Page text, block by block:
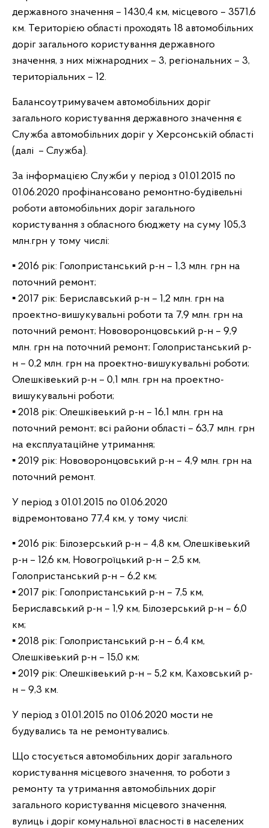
державного значення – 1430,4 км, місцевого – 3571,6
км. Територією області проходять 18 автомобільних
доріг загального користування державного
значення, з них міжнародних – 3, регіональних – 3,
територіальних – 12.
Балансоутримувачем автомобільних доріг
загального користування державного значення є
Служба автомобільних доріг у Херсонській області
(далі – Служба).
За інформацією Служби у період з 01.01.2015 по
01.06.2020 профінансовано ремонтно-будівельні
роботи автомобільних доріг загального
користування з обласного бюджету на суму 105,3
млн.грн у тому числі:
▪ 2016 рік: Голопристанський р-н – 1,3 млн. грн на
поточний ремонт;
▪ 2017 рік: Бериславський р-н – 1,2 млн. грн на
проектно-вишукувальні роботи та 7,9 млн. грн на
поточний ремонт; Нововоронцовський р-н – 9,9
млн. грн на поточний ремонт; Голопристанський р-
н – 0,2 млн. грн на проектно-вишукувальні роботи;
Олешківеький р-н – 0,1 млн. грн на проектно-
вишукувальні роботи;
▪ 2018 рік: Олешківеький р-н – 16,1 млн. грн на
поточний ремонт; всі райони області – 63,7 млн. грн
на експлуатаційне утримання;
▪ 2019 рік: Нововоронцовський р-н – 4,9 млн. грн на
поточний ремонт.
У період з 01.01.2015 по 01.06.2020
відремонтовано 77,4 км, у тому числі:
▪ 2016 рік: Білозерський р-н – 4,8 км, Олешківеький
р-н – 12,6 км, Новогроїцький р-н – 2,5 км,
Голопристанський р-н – 6,2 км;
▪ 2017 рік: Голопристанський р-н – 7,5 км,
Бериславський р-н – 1,9 км, Білозерський р-н – 6,0
км;
▪ 2018 рік: Голопристанський р-н – 6,4 км,
Олешківеький р-н – 15,0 км;
▪ 2019 рік: Олешківеький р-н – 5,2 км, Каховський р-
н – 9,3 км.
У період з 01.01.2015 по 01.06.2020 мости не
будувались та не ремонтувались.
Що стосується автомобільних доріг загального
користування місцевого значення, то роботи з
ремонту та утримання автомобільних доріг
загального користування місцевого значення,
вулиць і доріг комунальної власності в населених